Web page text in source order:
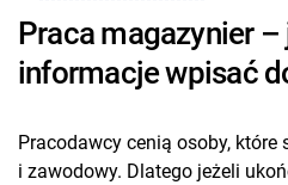
Praca magazynier
informacje wpisać
Pracodawcy cenią osoby,
i zawodowy. Dlatego jeżeli